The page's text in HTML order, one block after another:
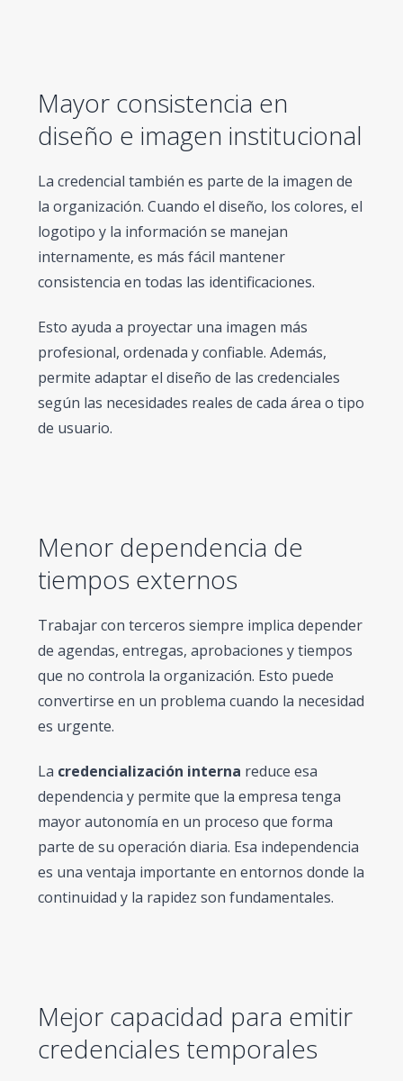
Mayor consistencia en
diseño e imagen institucional
La credencial también es parte de la imagen de
la organización. Cuando el diseño, los colores, el
logotipo y la información se manejan
internamente, es más fácil mantener
consistencia en todas las identificaciones.
Esto ayuda a proyectar una imagen más
profesional, ordenada y confiable. Además,
permite adaptar el diseño de las credenciales
según las necesidades reales de cada área o tipo
de usuario.
Menor dependencia de
tiempos externos
Trabajar con terceros siempre implica depender
de agendas, entregas, aprobaciones y tiempos
que no controla la organización. Esto puede
convertirse en un problema cuando la necesidad
es urgente.
La credencialización interna reduce esa
dependencia y permite que la empresa tenga
mayor autonomía en un proceso que forma
parte de su operación diaria. Esa independencia
es una ventaja importante en entornos donde la
continuidad y la rapidez son fundamentales.
Mejor capacidad para emitir
credenciales temporales